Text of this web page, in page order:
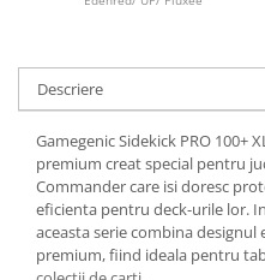
Pokemon
One Piece
Lord of The Rings
Naruto Shippuden
Sailor Moon
Harry Potter
Descriere
Gamegenic Sidekick PRO 100+
premium creat special pentru
Commander care isi doresc
eficienta pentru deck-urile lor.
aceasta serie combina
premium, fiind ideala pentru